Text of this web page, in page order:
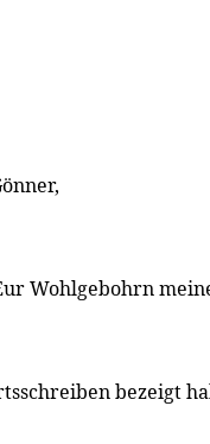
Wohlgebohrn
bezeigt